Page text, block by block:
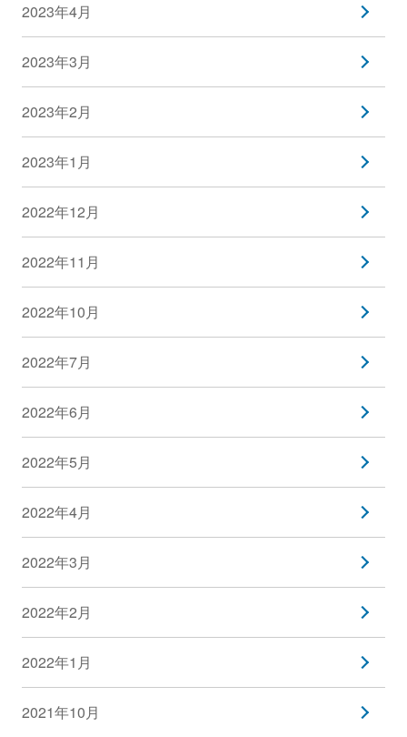
2023年4月
2023年3月
2023年2月
2023年1月
2022年12月
2022年11月
2022年10月
2022年7月
2022年6月
2022年5月
2022年4月
2022年3月
2022年2月
2022年1月
2021年10月